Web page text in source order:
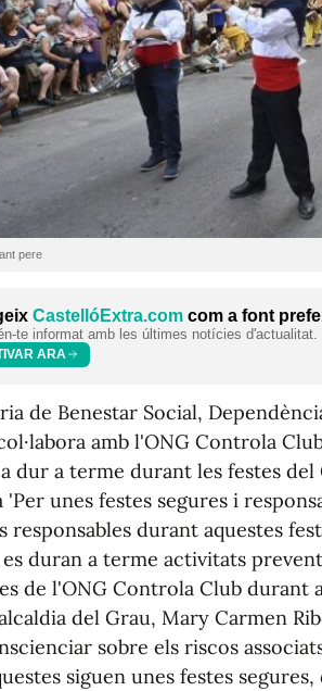
pere
CastellóExtra.com com a font
te informat amb les últimes notícies d'actualitat.
ARA
de Benestar Social,
amb l'ONG Controla
dur a terme durant les festes
'Per unes festes segures i
responsables durant aquestes
duran a terme activitats
de l'ONG Controla Club durant
del Grau, Mary Carmen
sobre els riscos
siguen unes festes